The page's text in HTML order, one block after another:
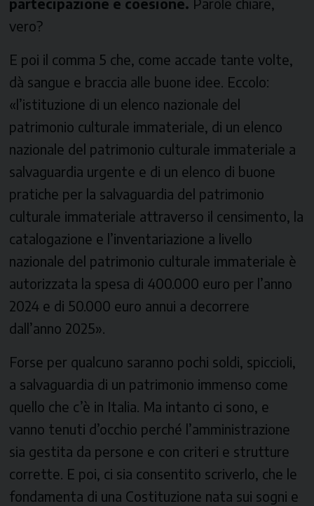
partecipazione e coesione. Parole chiare,
vero?
E poi il comma 5 che, come accade tante volte,
dà sangue e braccia alle buone idee. Eccolo:
«l’istituzione di un elenco nazionale del
patrimonio culturale immateriale, di un elenco
nazionale del patrimonio culturale immateriale a
salvaguardia urgente e di un elenco di buone
pratiche per la salvaguardia del patrimonio
culturale immateriale attraverso il censimento, la
catalogazione e l’inventariazione a livello
nazionale del patrimonio culturale immateriale è
autorizzata la spesa di 400.000 euro per l’anno
2024 e di 50.000 euro annui a decorrere
dall’anno 2025».
Forse per qualcuno saranno pochi soldi, spiccioli,
a salvaguardia di un patrimonio immenso come
quello che c’è in Italia. Ma intanto ci sono, e
vanno tenuti d’occhio perché l’amministrazione
sia gestita da persone e con criteri e strutture
corrette. E poi, ci sia consentito scriverlo, che le
fondamenta di una Costituzione nata sui sogni e